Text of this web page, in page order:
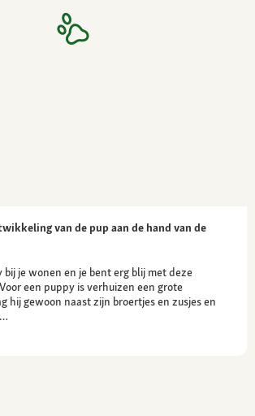
van de pup aan de hand van de
bij je wonen en je bent erg blij met deze
een puppy is verhuizen een grote
hij gewoon naast zijn broertjes en zusjes en